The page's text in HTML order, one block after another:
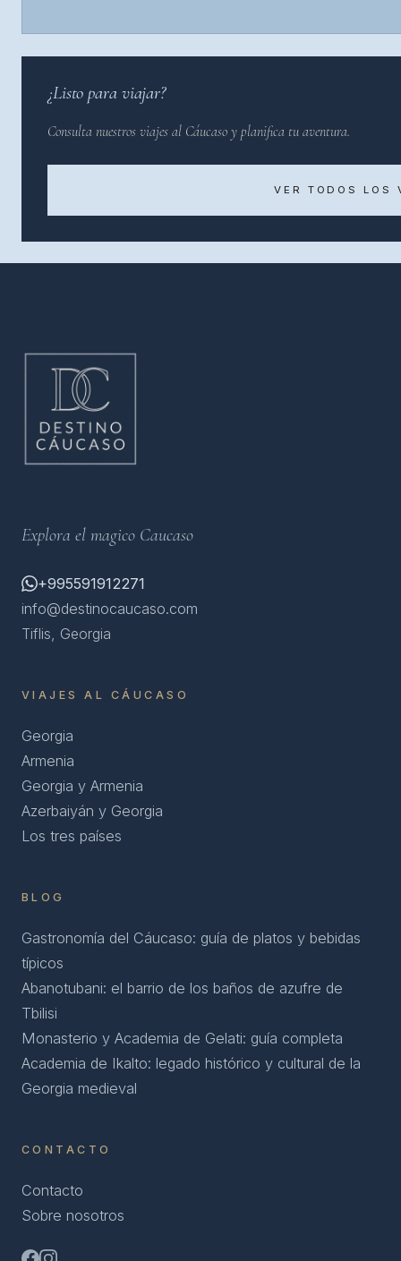
¿Listo para viajar?
Consulta nuestros viajes al Cáucaso y planifica tu aventura.
VER TODOS LOS
Explora el magico Caucaso
+995591912271
info@destinocaucaso.com
Tiflis, Georgia
VIAJES AL CÁUCASO
Georgia
Armenia
Georgia y Armenia
Azerbaiyán y Georgia
Los tres países
BLOG
Gastronomía del Cáucaso: guía de platos y bebidas
típicos
Abanotubani: el barrio de los baños de azufre de
Tbilisi
Monasterio y Academia de Gelati: guía completa
Academia de Ikalto: legado histórico y cultural de la
Georgia medieval
CONTACTO
Contacto
Sobre nosotros